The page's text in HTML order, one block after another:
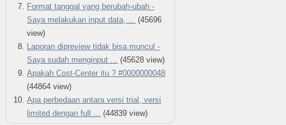
Format tanggal yang berubah-ubah -
Saya melakukan input data, ...
(45696
view)
Laporan dipreview tidak bisa muncul -
Saya sudah menginput ...
(45628 view)
Apakah Cost-Center itu ? #0000000048
(44864 view)
Apa perbedaan antara versi trial, versi
limited dengan full ...
(44839 view)